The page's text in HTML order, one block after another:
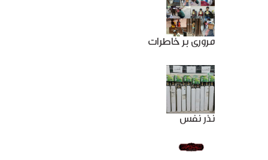
مروری بر خاطرات
نذر نفس